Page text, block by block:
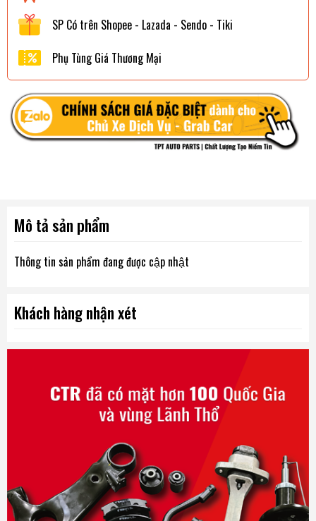
SP Có trên Shopee - Lazada - Sendo - Tiki
Phụ Tùng Giá Thương Mại
Mô tả sản phẩm
Thông tin sản phẩm đang được cập nhật
Khách hàng nhận xét